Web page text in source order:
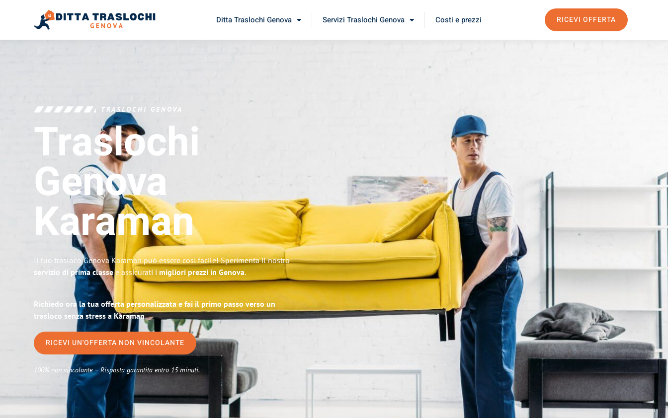
Ditta Traslochi Genova Servizi Traslochi Genova Costi e prezzi RICEVI OFFERTA
TRASLOCHI GENOVA
Traslochi
Genova
Karaman
Il tuo trasloco Genova Karaman può essere così facile! Sperimenta il nostro
servizio di prima classee assicurati i migliori prezzi in Genova.
Richiedo ora la tua offerta personalizzata e fai il primo passo verso un
trasloco senza stress a Karaman
RICEVI UN'OFFERTA NON VINCOLANTE
100% non vincolante – Risposta garantita entro 15 minuti.